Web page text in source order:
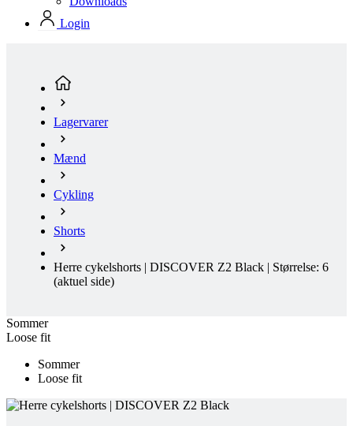
Mænd
Cykling
Shorts
Herre cykelshorts | DISCOVER Z2 Black | Størrelse: 6
(aktuel side)
Sommer
Loose fit